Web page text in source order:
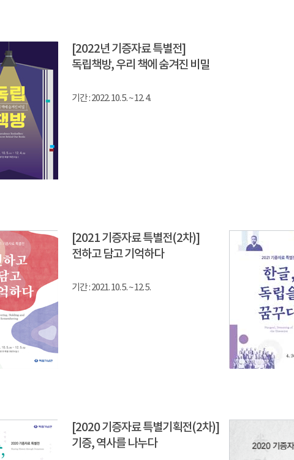
[2022년 기증자료 특별전]
독립책방, 우리 책에 숨겨진 비밀
기간 : 2022. 10. 5. ~ 12. 4.
[2021 기증자료 특별전(2차)]
전하고 담고 기억하다
기간 : 2021. 10. 5. ~ 12. 5.
[2020 기증자료 특별기획전(2차)]
기증, 역사를 나누다